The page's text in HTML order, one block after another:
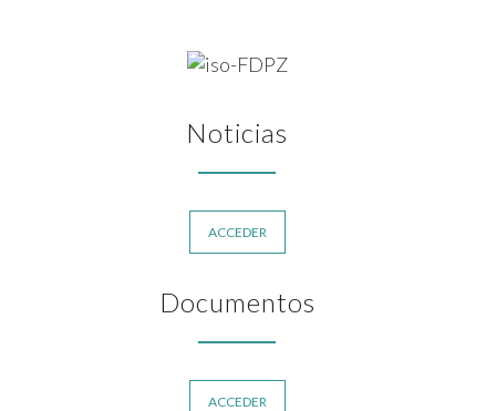
Noticias
ACCEDER
Documentos
ACCEDER